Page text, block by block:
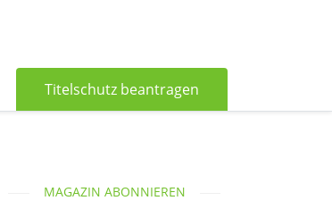
Titelschutz beantragen
MAGAZIN ABONNIEREN